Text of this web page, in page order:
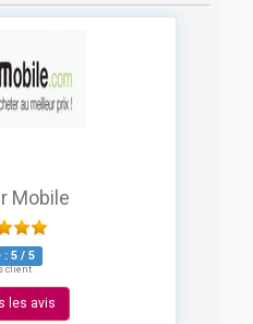
Mobile
: 5 / 5
client
les avis